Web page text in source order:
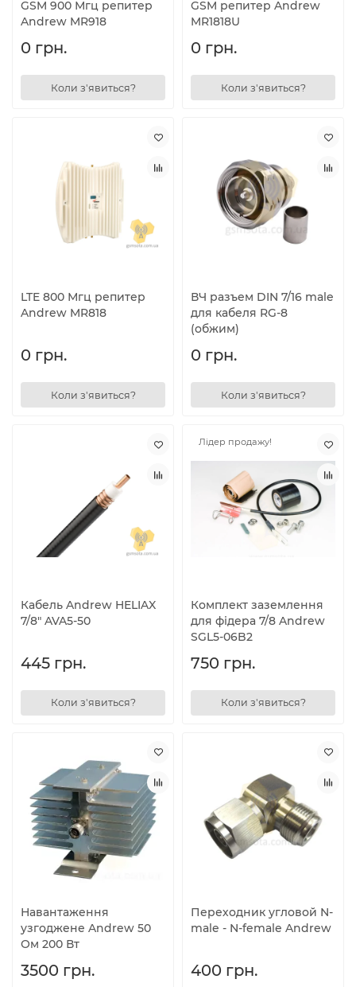
GSM 900 Мгц репитер
Andrew MR918
0 грн.
Коли з'явиться?
GSM репитер Andrew
MR1818U
0 грн.
Коли з'явиться?
LTE 800 Мгц репитер
Andrew MR818
0 грн.
Коли з'явиться?
ВЧ разъем DIN 7/16 male
для кабеля RG-8
(обжим)
0 грн.
Коли з'явиться?
Кабель Andrew HELIAX
7/8" AVA5-50
445 грн.
Коли з'явиться?
Лідер продажу!
Комплект заземлення
для фідера 7/8 Andrew
SGL5-06B2
750 грн.
Коли з'явиться?
Навантаження
узгоджене Andrew 50
Ом 200 Вт
3500 грн.
Переходник угловой N-
male - N-female Andrew
400 грн.